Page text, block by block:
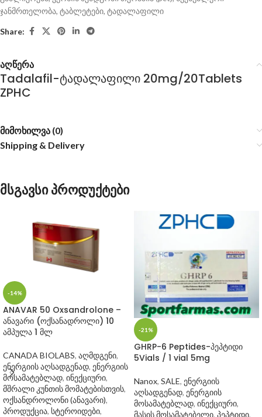
ჯანმრთელობა, ტაბლეტები, ტადალაფილი
Share:
აღწერა
Tadalafil-ტადალაფილი 20mg/20Tablets
ZPHC
მიმოხილვა (0)
Shipping & Delivery
მსგავსი პროდუქტები
-14%
ANAVAR 50 Oxsandrolone –
ანავარი (ოქსანადროლი) 10
ამპულა 1 მლ
CANADA BIOLABS, აღმდგენი,
ენერგიის აღსადგენად, ენერგიის
მოსამატებლად, ინექციური,
მშრალი კუნთის მომატებისთვის,
ოქსანდროლონი (ანავარი),
პროდუქცია, სტეროიდები,
-21%
GHRP-6 Peptides-პეპტიდი
5Vials / 1 vial 5mg
Nanox, SALE, ენერგიის
აღსადგენად, ენერგიის
მოსამატებლად, ინექციური,
მასის მოსამატებელი, პეპტიდი,